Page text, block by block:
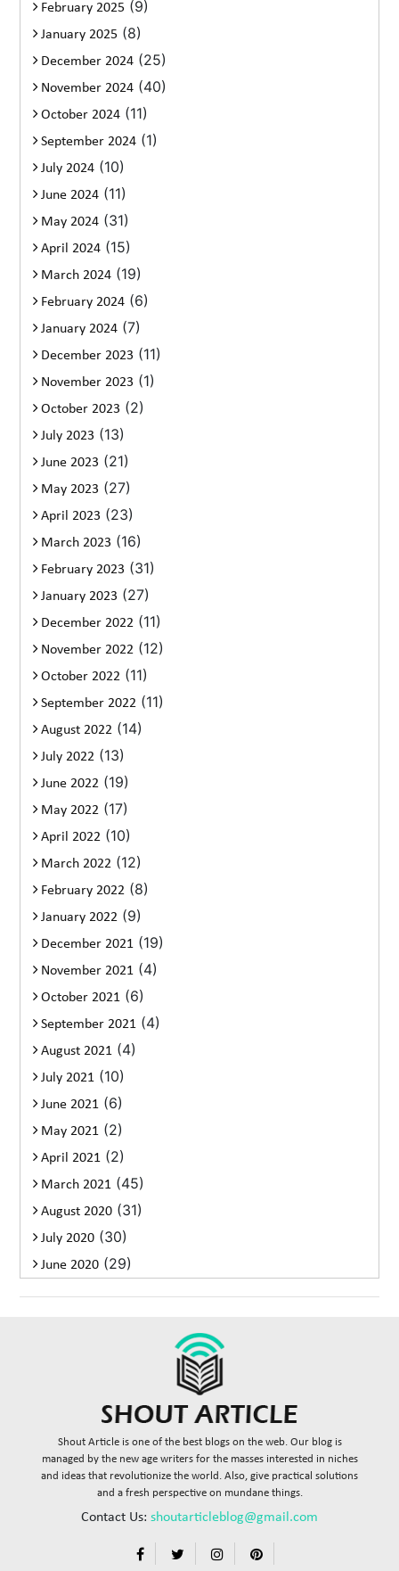
February 2025 (9)
January 2025 (8)
December 2024 (25)
November 2024 (40)
October 2024 (11)
September 2024 (1)
July 2024 (10)
June 2024 (11)
May 2024 (31)
April 2024 (15)
March 2024 (19)
February 2024 (6)
January 2024 (7)
December 2023 (11)
November 2023 (1)
October 2023 (2)
July 2023 (13)
June 2023 (21)
May 2023 (27)
April 2023 (23)
March 2023 (16)
February 2023 (31)
January 2023 (27)
December 2022 (11)
November 2022 (12)
October 2022 (11)
September 2022 (11)
August 2022 (14)
July 2022 (13)
June 2022 (19)
May 2022 (17)
April 2022 (10)
March 2022 (12)
February 2022 (8)
January 2022 (9)
December 2021 (19)
November 2021 (4)
October 2021 (6)
September 2021 (4)
August 2021 (4)
July 2021 (10)
June 2021 (6)
May 2021 (2)
April 2021 (2)
March 2021 (45)
August 2020 (31)
July 2020 (30)
June 2020 (29)
Shout Article is one of the best blogs on the web. Our blog is
managed by the new age writers for the masses interested in niches
and ideas that revolutionize the world. Also, give practical solutions
and a fresh perspective on mundane things.
Contact Us: shoutarticleblog@gmail.com